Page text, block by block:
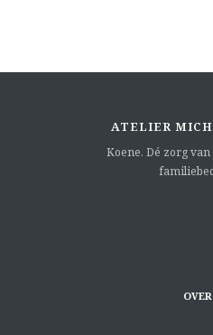
ATELIER
Koene. Dé zorg